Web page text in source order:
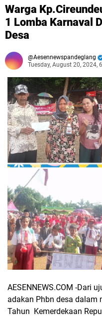
Warga
1 Lomba Karnaval
Desa
Aesennewspandeglang
Tuesday, August 20, 2024,
AESENNEWS.COM -Dari
adakan Phbn desa dalam
Tahun Kemerdekaan